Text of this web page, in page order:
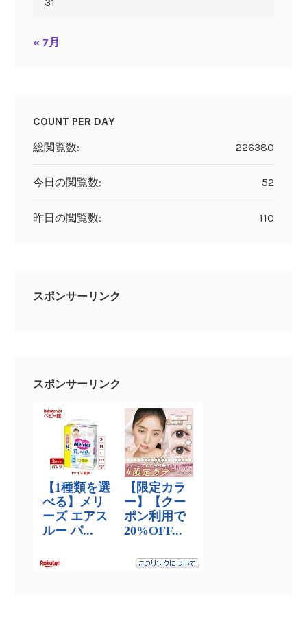
« 7月
COUNT PER DAY
226380
総閲覧数:
52
今日の閲覧数:
110
昨日の閲覧数:
スポンサーリンク
スポンサーリンク